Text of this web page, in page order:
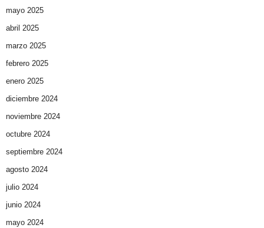
mayo 2025
abril 2025
marzo 2025
febrero 2025
enero 2025
diciembre 2024
noviembre 2024
octubre 2024
septiembre 2024
agosto 2024
julio 2024
junio 2024
mayo 2024